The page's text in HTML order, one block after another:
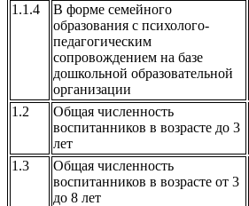
1.1.4
В форме семейного
образования с психолого-
педагогическим
сопровождением на базе
дошкольной образовательной
организации
1.2
Общая численность
воспитанников в возрасте до 3
лет
1.3
Общая численность
воспитанников в возрасте от 3
до 8 лет